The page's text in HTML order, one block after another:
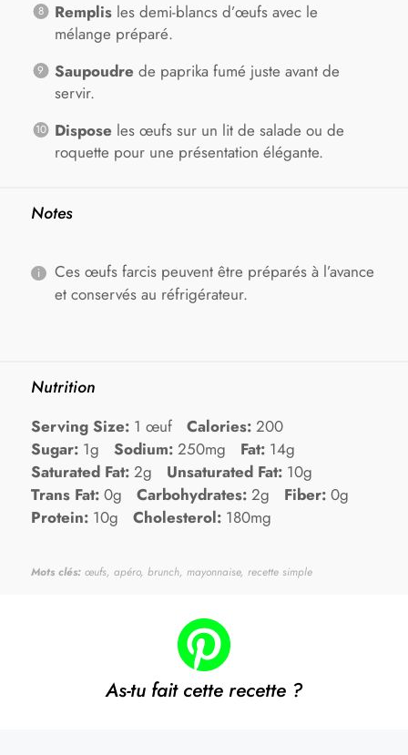
Remplisles demi-blancs d’œufs avec le
mélange préparé.
Saupoudre de paprika fumé juste avant de
servir.
Dispose les œufs sur un lit de salade ou de
roquette pour une présentation élégante.
Notes
Ces œufs farcis peuvent être préparés à l’avance
et conservés au réfrigérateur.
Nutrition
Serving Size: 1 œuf Calories: 200
Sugar: 1g Sodium: 250mg Fat: 14g
Saturated Fat: 2g Unsaturated Fat: 10g
Trans Fat: 0g Carbohydrates: 2g Fiber: 0g
Protein: 10g Cholesterol: 180mg
Mots clés: œufs, apéro, brunch, mayonnaise, recette simple
As-tu fait cette recette ?